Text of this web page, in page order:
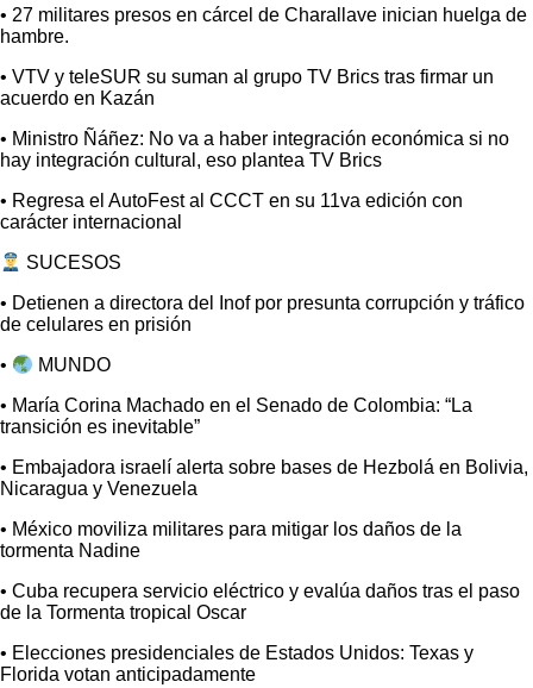
• 27 militares presos en cárcel de Charallave inician huelga de
hambre.
• VTV y teleSUR su suman al grupo TV Brics tras firmar un
acuerdo en Kazán
• Ministro Ñáñez: No va a haber integración económica si no
hay integración cultural, eso plantea TV Brics
• Regresa el AutoFest al CCCT en su 11va edición con
carácter internacional
SUCESOS
• Detienen a directora del Inof por presunta corrupción y tráfico
de celulares en prisión
•
MUNDO
• María Corina Machado en el Senado de Colombia: “La
transición es inevitable”
• Embajadora israelí alerta sobre bases de Hezbolá en Bolivia,
Nicaragua y Venezuela
• México moviliza militares para mitigar los daños de la
tormenta Nadine
• Cuba recupera servicio eléctrico y evalúa daños tras el paso
de la Tormenta tropical Oscar
• Elecciones presidenciales de Estados Unidos: Texas y
Florida votan anticipadamente